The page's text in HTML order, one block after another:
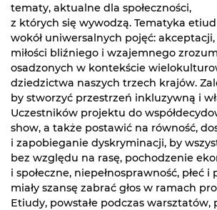
tematy, aktualne dla społeczności,
z których się wywodzą. Tematyka etiud
wokół uniwersalnych pojęć:
miłości bliźniego i wzajemnego
osadzonych w kontekście
dziedzictwa naszych trzech krajów.
by stworzyć przestrzeń inkluzywną i
Uczestników projektu do
show, a także postawić na równość,
i zapobieganie dyskryminacji, by
bez względu na rasę, pochodzenie
i społeczne, niepełnosprawność, płeć
miały szansę zabrać głos w ramach
Etiudy, powstałe podczas warsztatów,